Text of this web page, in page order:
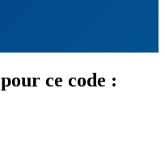
ce code :